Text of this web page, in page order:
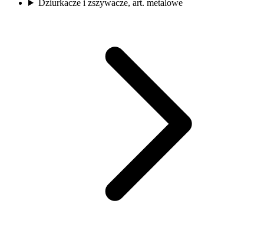
Dziurkacze i zszywacze, art. metalowe